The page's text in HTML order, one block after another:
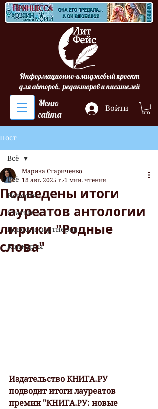
Информационно-имиджевый проект
для авторов, редакторов и писателей
Меню
сайта
Войти
Пост
Всё
Новости
Статьи
Новости партнеров
Конкурсы
Всё
Подведены итоги
лауреатов антологии
лирики "Родные
слова"
Марина Стариченко
18 авг. 2025 г. 1 мин. чтения
Издательство КНИГА.РУ
подводит итоги лауреатов
премии "КНИГА.РУ: новые